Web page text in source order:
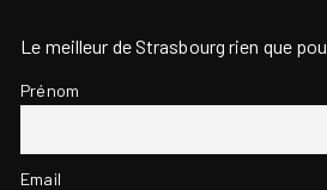
Le meilleur de Strasbourg rien que
Prénom
Email